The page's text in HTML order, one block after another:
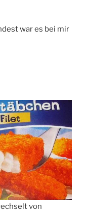
war es bei mir
von